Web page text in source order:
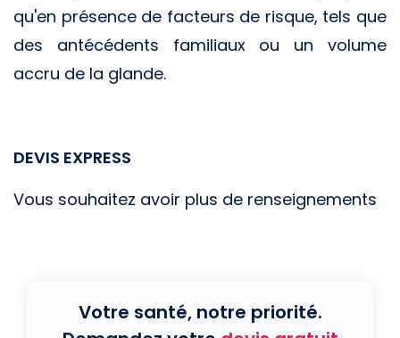
qu'en présence de facteurs de risque, tels que
des antécédents familiaux ou un volume
accru de la glande.
DEVIS EXPRESS
Vous souhaitez avoir plus de renseignements
Votre santé, notre priorité.